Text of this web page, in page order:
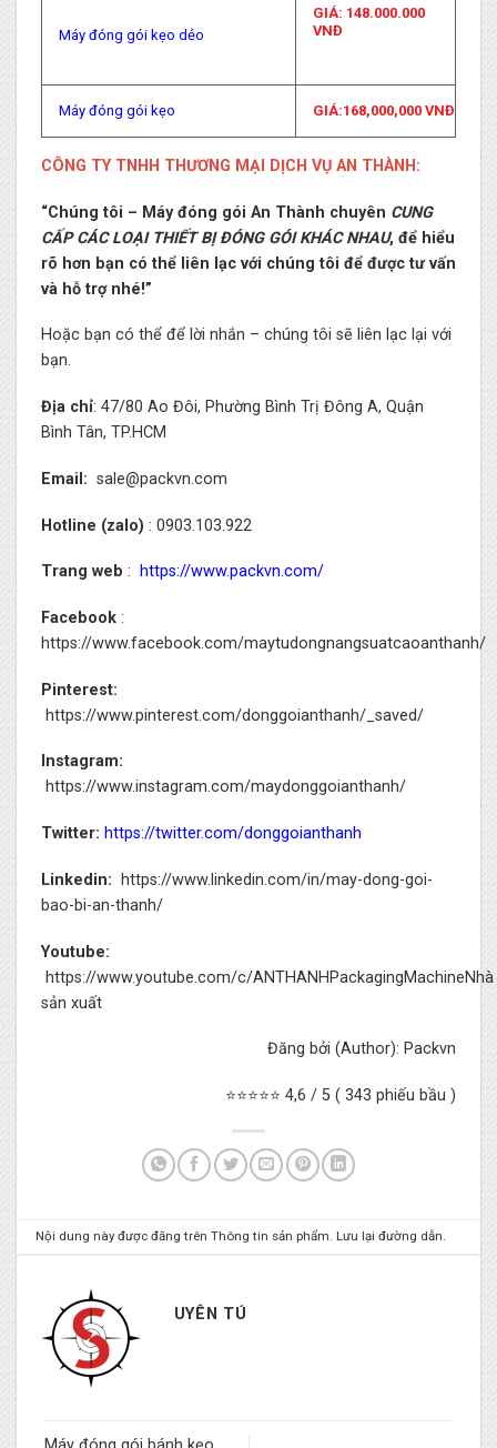
Máy đóng gói kẹo dẻo
GIÁ: 148.000.000
VNĐ
Máy đóng gói kẹo GIÁ:168,000,000 VNĐ
CÔNG TY TNHH THƯƠNG MẠI DỊCH VỤ AN THÀNH:
“Chúng tôi – Máy đóng gói An Thành chuyên CUNG
CẤP CÁC LOẠI THIẾT BỊ ĐÓNG GÓI KHÁC NHAU, để hiểu
rõ hơn bạn có thể liên lạc với chúng tôi để được tư vấn
và hỗ trợ nhé!”
Hoặc bạn có thể để lời nhắn – chúng tôi sẽ liên lạc lại với
bạn.
Địa chỉ: 47/80 Ao Đôi, Phường Bình Trị Đông A, Quận
Bình Tân, TP.HCM
Email: sale@packvn.com
Hotline (zalo) : 0903.103.922
Trang web : https://www.packvn.com/
Facebook:
https://www.facebook.com/maytudongnangsuatcaoanthanh/
Pinterest:
https://www.pinterest.com/donggoianthanh/_saved/
Instagram:
https://www.instagram.com/maydonggoianthanh/
Twitter: https://twitter.com/donggoianthanh
Linkedin:
https://www.linkedin.com/in/may-dong-goi-
bao-bi-an-thanh/
Youtube:
https://www.youtube.com/c/ANTHANHPackagingMachineNhà
sản xuất
Đăng bởi (Author): Packvn
⭐⭐⭐⭐⭐ 4,6 / 5 ( 343 phiếu bầu )
Nội dung này được đăng trênThông tin sản phẩm. Lưu lạiđường dẫn.
UYÊN TÚ